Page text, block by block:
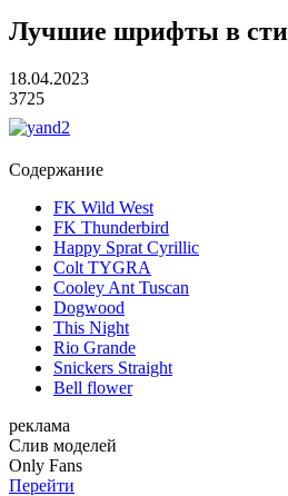
Лучшие шрифты в
18.04.2023
3725
Содержание
FK Wild West
FK Thunderbird
Happy Sprat Cyrillic
Colt TYGRA
Cooley Ant Tuscan
Dogwood
This Night
Rio Grande
Snickers Straight
Bell flower
реклама
Слив моделей
Only Fans
Перейти